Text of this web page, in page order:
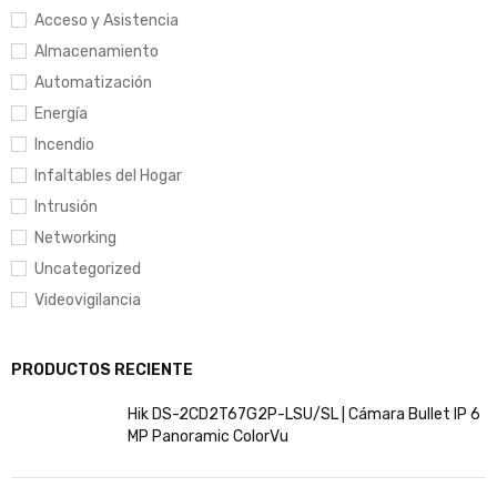
Acceso y Asistencia
Almacenamiento
Automatización
Energía
Incendio
Infaltables del Hogar
Intrusión
Networking
Uncategorized
Videovigilancia
PRODUCTOS RECIENTE
Hik DS-2CD2T67G2P-LSU/SL | Cámara Bullet IP 6
MP Panoramic ColorVu